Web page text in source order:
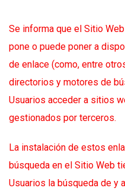
Se informa que el Sitio
pone o puede poner a
de enlace (como, entre
directorios y motores de
Usuarios acceder a sitios
gestionados por terceros.
La instalación de estos
búsqueda en el Sitio Web
Usuarios la búsqueda de y